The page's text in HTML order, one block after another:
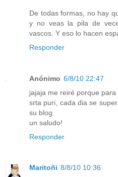
De todas formas, no hay
y no veas la pila de
vascos. Y eso lo hacen
Responder
Anónimo 6/8/10 22:47
jajaja me reiré porque para
srta puri, cada dia se
su blog.
un saludo!
Responder
Maritoñi 8/8/10 10:36